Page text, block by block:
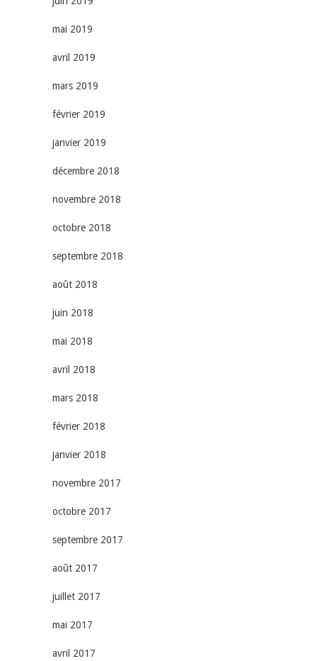
mai 2019
avril 2019
mars 2019
février 2019
janvier 2019
décembre 2018
novembre 2018
octobre 2018
septembre 2018
août 2018
juin 2018
mai 2018
avril 2018
mars 2018
février 2018
janvier 2018
novembre 2017
octobre 2017
septembre 2017
août 2017
juillet 2017
mai 2017
avril 2017